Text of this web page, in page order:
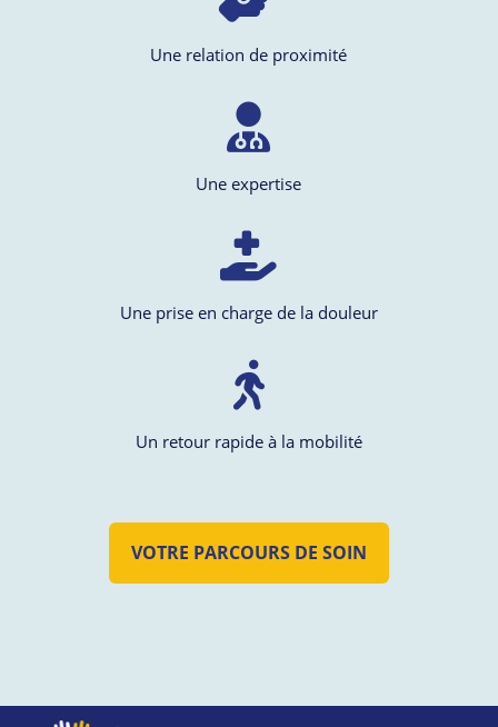
Une relation de proximité
Une expertise
Une prise en charge de la douleur
Un retour rapide à la mobilité
VOTRE PARCOURS DE SOIN